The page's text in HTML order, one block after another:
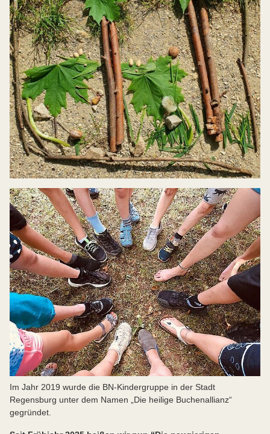
Im Jahr 2019 wurde die BN-Kindergruppe in der Stadt
Regensburg unter dem Namen „Die heilige Buchenallianz“
gegründet.